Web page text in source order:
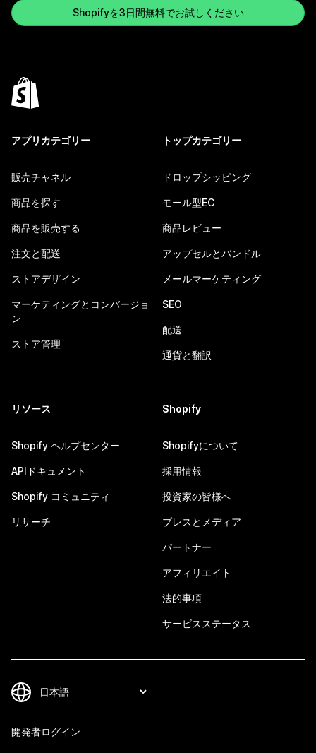
Shopifyを3日間無料でお試しください
アプリカテゴリー
販売チャネル
商品を探す
商品を販売する
注文と配送
ストアデザイン
マーケティングとコンバージョ
ン
ストア管理
トップカテゴリー
ドロップシッピング
モール型EC
商品レビュー
アップセルとバンドル
メールマーケティング
SEO
配送
通貨と翻訳
リソース
Shopify ヘルプセンター
APIドキュメント
Shopify コミュニティ
リサーチ
Shopify
Shopifyについて
採用情報
投資家の皆様へ
プレスとメディア
パートナー
アフィリエイト
法的事項
サービスステータス
開発者ログイン